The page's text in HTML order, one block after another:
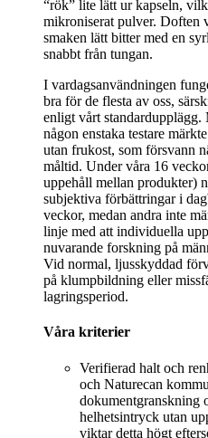
“rök” lite lätt ur kapseln,
mikroniserat pulver. Doften
smaken lätt bitter med en
snabbt från tungan.
I vardagsanvändningen
bra för de flesta av oss,
enligt vårt standardupplägg.
någon enstaka testare
utan frukost, som försvann
måltid. Under våra 16
uppehåll mellan produkter)
subjektiva förbättringar i
veckor, medan andra inte
linje med att individuella
nuvarande forskning på
Vid normal, ljusskyddad
på klumpbildning eller
lagringsperiod.
Våra kriterier
Verifierad halt och
och Naturecan
dokumentgranskning
helhetsintryck utan
viktar detta högt